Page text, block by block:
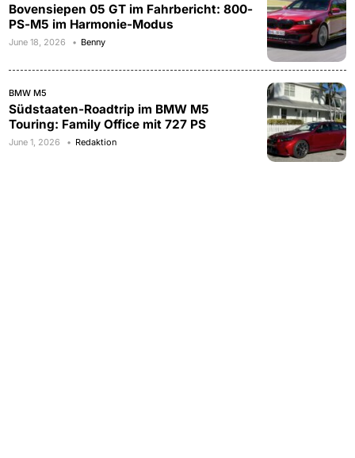
Bovensiepen 05 GT im Fahrbericht: 800-
PS-M5 im Harmonie-Modus
June 18, 2026 Benny
BMW M5
Südstaaten-Roadtrip im BMW M5
Touring: Family Office mit 727 PS
June 1, 2026 Redaktion